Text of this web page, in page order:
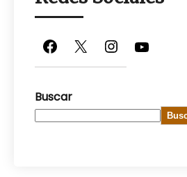
Facebook Instagram
Buscar